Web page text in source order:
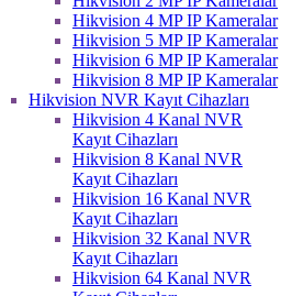
Hikvision 4 MP IP Kameralar
Hikvision 5 MP IP Kameralar
Hikvision 6 MP IP Kameralar
Hikvision 8 MP IP Kameralar
Hikvision NVR Kayıt Cihazları
Hikvision 4 Kanal NVR
Kayıt Cihazları
Hikvision 8 Kanal NVR
Kayıt Cihazları
Hikvision 16 Kanal NVR
Kayıt Cihazları
Hikvision 32 Kanal NVR
Kayıt Cihazları
Hikvision 64 Kanal NVR